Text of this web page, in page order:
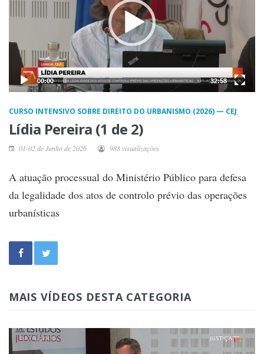
00:00 32:58
CURSO INTENSIVO SOBRE DIREITO DO URBANISMO (2026) — CEJ
Lídia Pereira (1 de 2)
01-02 de Junho de 2026 988 visualizações
A atuação processual do Ministério Público para defesa
da legalidade dos atos de controlo prévio das operações
urbanísticas
MAIS VÍDEOS DESTA CATEGORIA